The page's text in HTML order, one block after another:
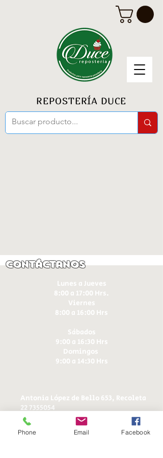
REPOSTERÍA DUCE
Contáctanos
Lunes a Jueves
8:00 a 17:00 Hrs.
Viernes
8:00 a 16:00 Hrs​
Sábados
9:00 a 16:30 Hrs
Domingos
9:00 a 14:30 Hrs
Antonia López de Bello 653, Recoleta
22 7355054
22 7375725
+56 9 75224598
ducereposteria@gmail.com
Phone Email Facebook